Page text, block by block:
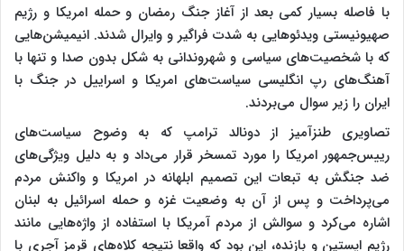
با فاصله بسیار کمی بعد از آغاز جنگ رمضان و حمله امریکا و رژیم
صهیونیستی ویدئوهایی به شدت فراگیر و وایرال شدند. انیمیشن‌هایی
که با شخصیت‌های سیاسی و شهروندانی به شکل بدون صدا و تنها با
آهنگ‌های رپ انگلیسی سیاست‌های امریکا و اسراییل در جنگ با
ایران را زیر سوال می‌بردند.
تصاویری طنزآمیز از دونالد ترامپ که به وضوح سیاست‌های
رییس‌جمهور امریکا را مورد تمسخر قرار می‌داد و به دلیل ویژگی‌های
ضد جنگش به تبعات این تصمیم ابلهانه در امریکا و واکنش مردم
می‌پرداخت و پس از آن به وضعیت غزه و حمله اسرائیل به لبنان
اشاره می‌کرد و سوالش از مردم آمریکا با استفاده از واژه‌هایی مانند
رژیم اپستین و بازنده، این بود که واقعا نتیجه کلاه‌های قرمز آجری با